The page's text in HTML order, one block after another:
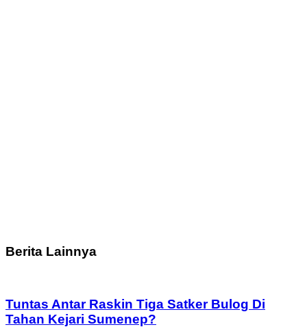
Berita Lainnya
Tuntas Antar Raskin Tiga Satker Bulog Di
Tahan Kejari Sumenep?